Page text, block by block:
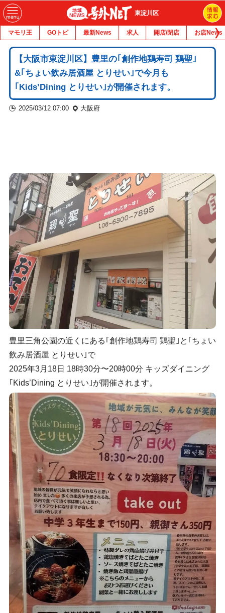
東淀川区
マモリ王 GOトピ 最新News 求人 開店/閉店 お店News
【大阪市東淀川区】豊里の｢創作地鶏寿司 鶏聖｣
&｢ちょい飲み居酒屋 とりせい｣で今月も
｢Kids’Dining とりせい｣が開催されます。
2025/03/12 07:00 大阪府
豊里三角公園の近くにある｢創作地鶏寿司 鶏聖｣と｢ちょい
飲み居酒屋 とりせい｣で
2025年3月18日 18時30分〜20時00分 キッズダイニング
｢Kids’Dining とりせい｣が開催されます。